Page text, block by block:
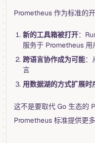
Prometheus 作为标准的
新的工具箱被打开：
服务于 Prometheus 用
跨语言协作成为可能：
言
用数据湖的方式扩展时
这不是要取代 Go 生态的
Prometheus 标准提供更